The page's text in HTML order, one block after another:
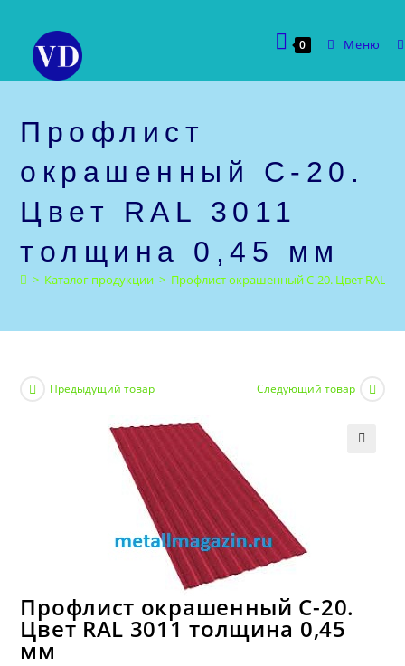
содержимому
0 Меню
Профлист
окрашенный С-20.
Цвет RAL 3011
толщина 0,45 мм
> Каталог продукции > Профлист окрашенный С-20. Цвет RAL
Предыдущий товар Следующий товар
Профлист окрашенный С-20.
Цвет RAL 3011 толщина 0,45
мм